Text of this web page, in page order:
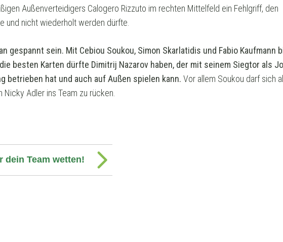
Außenverteidigers Calogero Rizzuto im rechten Mittelfeld ein Fehlgriff, den
und nicht wiederholt werden dürfte.
gespannt sein. Mit Cebiou Soukou, Simon Skarlatidis und Fabio Kaufmann
besten Karten dürfte Dimitrij Nazarov haben, der mit seinem Siegtor als
betrieben hat und auch auf Außen spielen kann. Vor allem Soukou darf sich
Adler ins Team zu rücken.
dein Team wetten!